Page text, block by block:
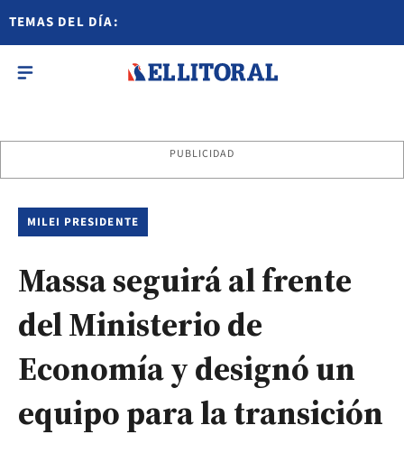
TEMAS DEL DÍA:
PUBLICIDAD
MILEI PRESIDENTE
Massa seguirá al frente
del Ministerio de
Economía y designó un
equipo para la transición